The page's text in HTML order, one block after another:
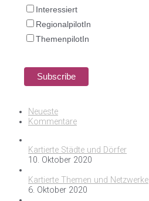
Interessiert
RegionalpilotIn
ThemenpilotIn
Neueste
Kommentare
Kartierte Städte und Dörfer
10. Oktober 2020
Kartierte Themen und Netzwerke
6. Oktober 2020